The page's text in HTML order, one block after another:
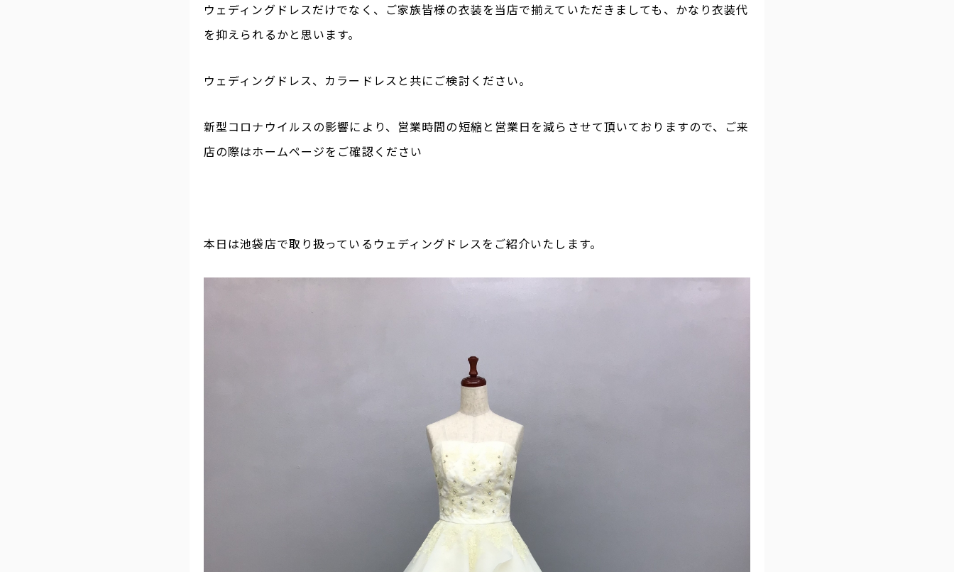
ウェディングドレスだけでなく、ご家族皆様の衣装を当店で揃えていただきましても、かなり衣装代
を抑えられるかと思います。
ウェディングドレス、カラードレスと共にご検討ください。
新型コロナウイルスの影響により、営業時間の短縮と営業日を減らさせて頂いておりますので、ご来
店の際はホームページをご確認ください
本日は池袋店で取り扱っているウェディングドレスをご紹介いたします。